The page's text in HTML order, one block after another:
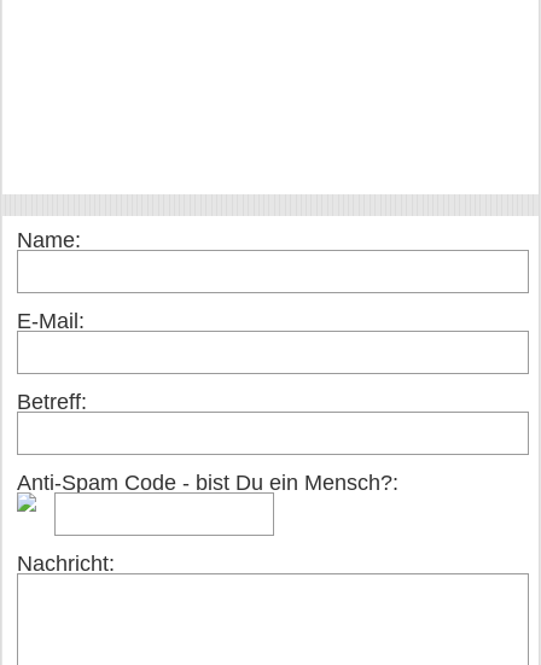
Name:
E-Mail:
Betreff:
Anti-Spam Code - bist Du ein Mensch?:
Nachricht: